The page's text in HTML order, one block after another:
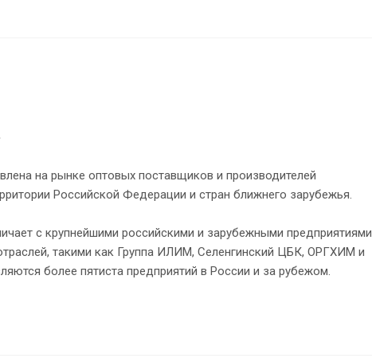
на рынке оптовых поставщиков и производителей
Российской Федерации и стран ближнего зарубежья.
с крупнейшими российскими и зарубежными предприятиями
такими как Группа ИЛИМ, Селенгинский ЦБК, ОРГХИМ и
более пятиста предприятий в России и за рубежом.